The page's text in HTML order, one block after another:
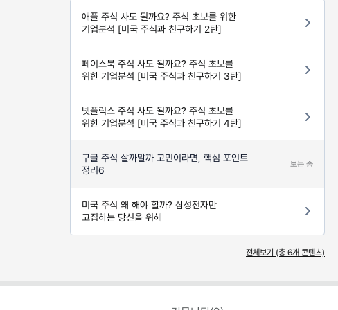
애플 주식 사도 될까요? 주식 초보를 위한
기업분석 [미국 주식과 친구하기 2탄]
페이스북 주식 사도 될까요? 주식 초보를
위한 기업분석 [미국 주식과 친구하기 3탄]
넷플릭스 주식 사도 될까요? 주식 초보를
위한 기업분석 [미국 주식과 친구하기 4탄]
구글 주식 살까말까 고민이라면, 핵심 포인트
정리6
보는 중
미국 주식 왜 해야 할까? 삼성전자만
고집하는 당신을 위해
전체보기 (총 6개 콘텐츠)